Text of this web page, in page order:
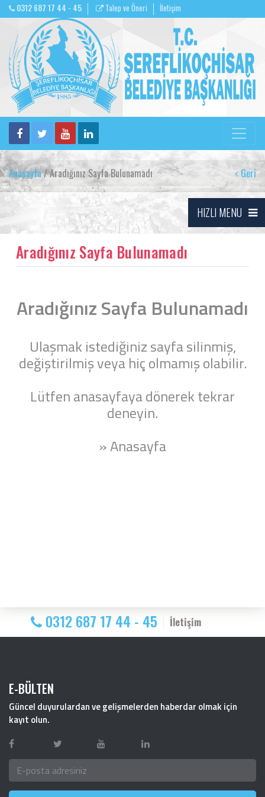
0312 687 17 44 - 45 Talep ve Öneri İletişim
Anasayfa/ Aradığınız Sayfa Bulunamadı Geri
HIZLI MENU
Aradığınız Sayfa Bulunamadı
Aradığınız Sayfa Bulunamadı
Ulaşmak istediğiniz sayfa silinmiş,
değiştirilmiş veya hiç olmamış olabilir.
Lütfen anasayfaya dönerek tekrar
deneyin.
» Anasayfa
0312 687 17 44 - 45 İletişim
E-BÜLTEN
Güncel duyurulardan ve gelişmelerden haberdar olmak için
kayıt olun.